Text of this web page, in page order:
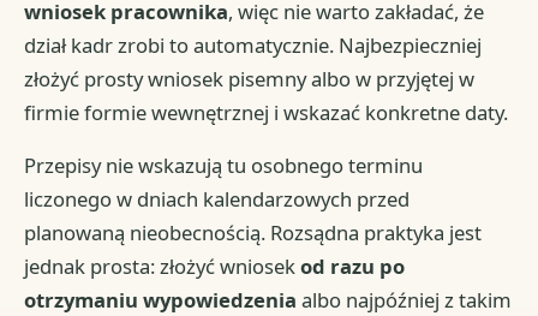
wniosek pracownika, więc nie warto zakładać, że
dział kadr zrobi to automatycznie. Najbezpieczniej
złożyć prosty wniosek pisemny albo w przyjętej w
firmie formie wewnętrznej i wskazać konkretne daty.
Przepisy nie wskazują tu osobnego terminu
liczonego w dniach kalendarzowych przed
planowaną nieobecnością. Rozsądna praktyka jest
jednak prosta: złożyć wniosekod razu po
otrzymaniu wypowiedzenia albo najpóźniej z takim